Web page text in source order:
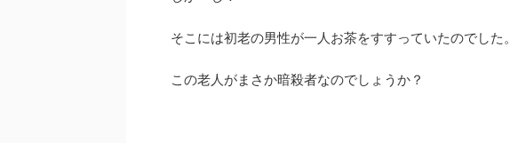
そこには初老の男性が一人お茶をすすっていたのでした。
この老人がまさか暗殺者なのでしょうか？